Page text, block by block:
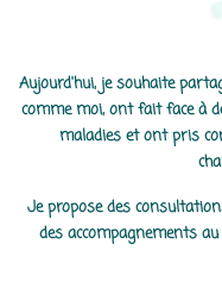
Aujourd'hui, je souhaite
comme moi, ont fait face à
maladies et ont pris
Je propose des
des accompagnements